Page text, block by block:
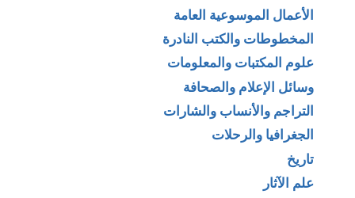
الأعمال الموسوعية العامة
المخطوطات والكتب النادرة
علوم المكتبات والمعلومات
وسائل الإعلام والصحافة
التراجم والأنساب والشارات
الجغرافيا والرحلات
تاريخ
علم الآثار